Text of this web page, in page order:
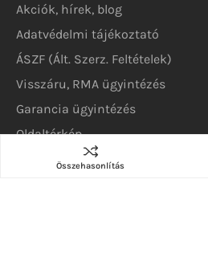
Akciók, hírek, blog
Adatvédelmi tájékoztató
ÁSZF (Ált. Szerz. Feltételek)
Visszáru, RMA ügyintézés
Garancia ügyintézés
Oldaltérkép
KATEGÓRIÁKÖsszehasonlítás